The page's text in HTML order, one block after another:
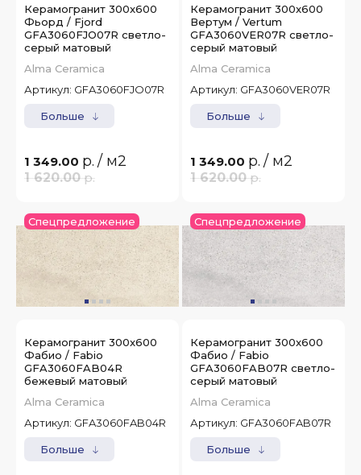
Керамогранит 300x600
Фьорд / Fjord
GFA3060FJO07R светло-
серый матовый
Alma Ceramica
Артикул: GFA3060FJO07R
Больше
1 349.00 р. / м2
1 620.00 р.
Керамогранит 300x600
Вертум / Vertum
GFA3060VER07R светло-
серый матовый
Alma Ceramica
Артикул: GFA3060VER07R
Больше
1 349.00 р. / м2
1 620.00 р.
Спецпредложение
Керамогранит 300x600
Фабио / Fabio
GFA3060FAB04R
бежевый матовый
Alma Ceramica
Артикул: GFA3060FAB04R
Больше
Спецпредложение
Керамогранит 300x600
Фабио / Fabio
GFA3060FAB07R светло-
серый матовый
Alma Ceramica
Артикул: GFA3060FAB07R
Больше